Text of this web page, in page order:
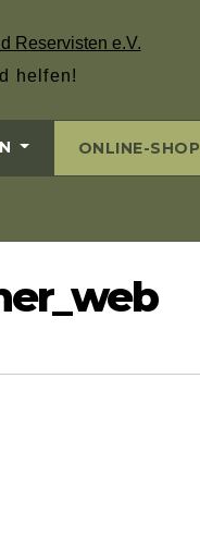
Reservisten e.V.
helfen!
ONLINE-SHOP